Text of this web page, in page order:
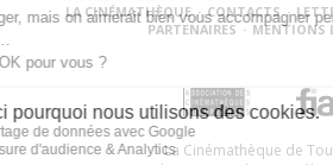
LA CINÉMATHÈQUE · CONTACTS ·
PARTENAIRES · MENTIONS
La Cinémathèque de